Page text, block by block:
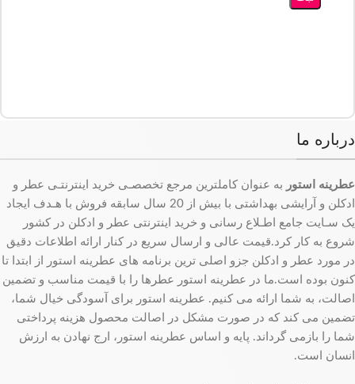
درباره ما
عطرینه استور به عنوان کاملترین مرجع تخصصـی خرید اینترنتـی عطر و
ادکلن و آرایشی بهداشتی با بیش از 20 سال سابقه فروش با هـدف ایجاد
یک سـایت جامع اطـلاع رسانی و خرید اینترنتی عطر و ادکلن در کشور
شروع به کار کرد.قیمت عالی و ارسال سریع در کنار ارائه اطلاعات دقیق
در مورد عطر و ادکلن جزو اصلی ترین برنامه های عطرینه استور از ابتدا تا
کنون بوده است.ما در عطرینه استور عطرها را با قیمت مناسب و تضمین
اصالت، به شما ارائه می کنیم. عطرینه استور برای آسودگی خیال شما،
تضمین می کند که در صورت مشکل در اصالت محصول هزینه پرداختی
شما را بازمی گرداند. پایه و اساس عطرینه استور، ارج نهادن به ارزش
انسان است.